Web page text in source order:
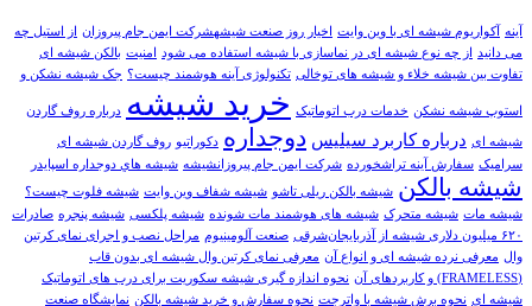
آينه آکواریوم شیشه ای با وین وایت اخیار روز صنعت شیشهشرکت ایمن جام پیروزان
از استیل چه
می دانید
از چه نوع شیشه ای در نماسازی با شیشه استفاده می شود امنیت بالکن شیشه ای
تفاوت بین شیشه خلاء و شیشه های توخالی تکنولوژی آینه هوشمند چیست؟ جک شیشه نشکن و
استوپ شیشه نشکن خدمات درب اتوماتیک خرید شیشه درباره روف گاردن
شیشه ای درباره کاربرد سیلیس دوجداره دکوراتیو روف گاردن شیشه ای
سرامیک سفارش آينه تراشخورده شرکت ایمن جام پیروزانشیشه شيشه هاي دوجداره اسپايدر
شیشه بالکن شیشه بالکن ریلی تاشو شیشه شفاف وین وایت شیشه فلوت چیست؟
شیشه مات شیشه متحرک شیشه های هوشمند مات شونده شیشه پلکسی شیشه پنجره صادرات
۶۲۰ میلیون دلاری شیشه از آذربایجان‌شرقی
صنعت آلومینیوم مراحل نصب و اجرای نمای کرتین
وال معرفی نرده شیشه ای و انواع آن معرفی نمای کرتین وال شیشه ای بدون قاب
(FRAMELESS) و کاربردهای آن
نحوه اندازه گیری شیشه سکوریت برای درب های اتوماتیک
شیشه ای نحوه برش شیشه با واترجت نحوه سفارش و خريد شيشه بالکن نمایشگاه صنعت